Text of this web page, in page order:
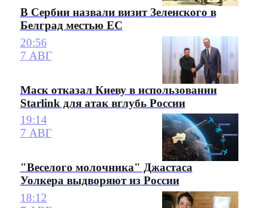
В Сербии назвали визит Зеленского в
Белград местью ЕС
20:56
7 АВГ
Маск отказал Киеву в использовании
Starlink для атак вглубь России
19:14
7 АВГ
"Веселого молочника" Джастаса
Уолкера выдворяют из России
18:12